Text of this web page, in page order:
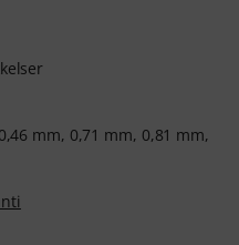
mm, 0,71 mm, 0,81 mm,